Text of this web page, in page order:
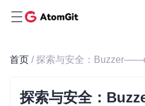
首页 / 探索与安全：
探索与安全：